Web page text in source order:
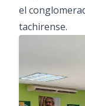
el
tachirense.